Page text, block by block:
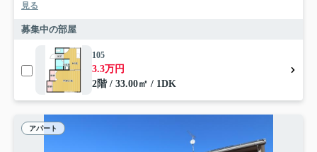
見る
募集中の部屋
105
3.3万円
2階 / 33.00㎡ / 1DK
アパート